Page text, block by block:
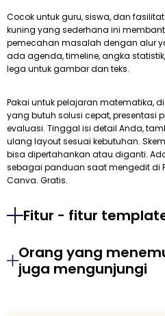
Cocok untuk guru, siswa, dan
kuning yang sederhana ini
pemecahan masalah dengan alur
ada agenda, timeline, angka
lega untuk gambar dan teks.
Pakai untuk pelajaran matematika,
yang butuh solusi cepat, presentasi
evaluasi. Tinggal isi detail Anda,
ulang layout sesuai kebutuhan.
bisa dipertahankan atau diganti.
sebagai panduan saat mengedit di
Canva. Gratis.
Fitur - fitur
Orang yang
juga mengunjungi